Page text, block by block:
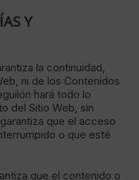
Y
la continuidad,
ni de los Contenidos
hará todo lo
del Sitio Web, sin
que el acceso
o que esté
que el contenido o